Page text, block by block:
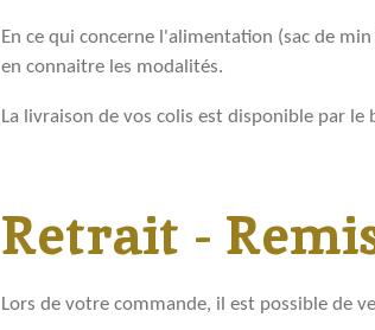
En ce qui concerne l'alimentation (sac de
en connaitre les modalités.
La livraison de vos colis est disponible par
Retrait -
Lors de votre commande, il est possible de